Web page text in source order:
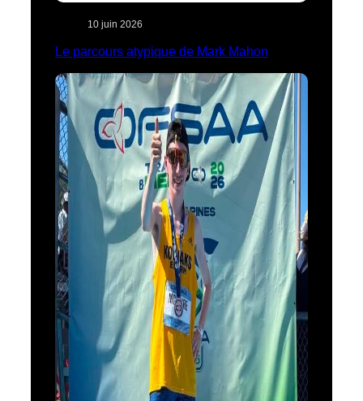
10 juin 2026
Le parcours atypique de Mark Mahon